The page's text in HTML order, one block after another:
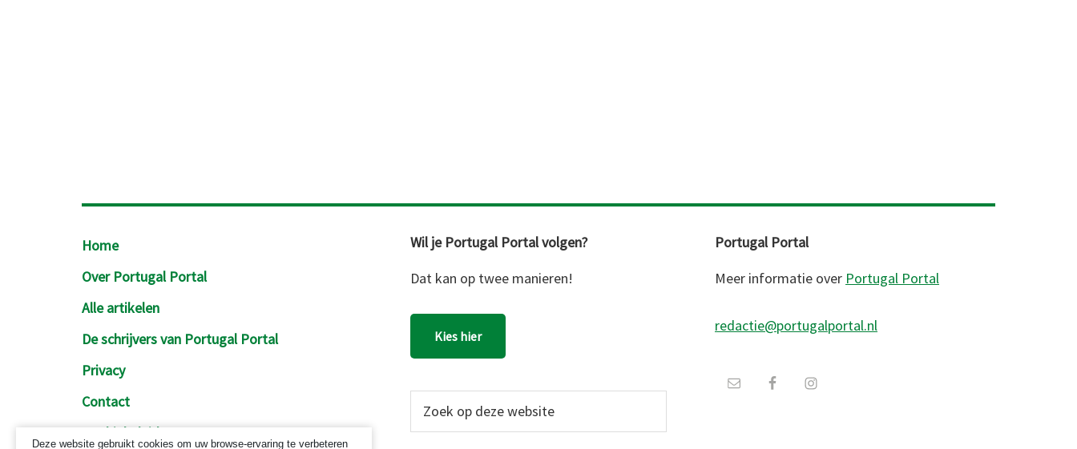
Footer
Home
Over Portugal Portal
Alle artikelen
De schrijvers van Portugal Portal
Privacy
Contact
Cookiebeleid
Wil je Portugal Portal volgen?
Dat kan op twee manieren!
Kies hier
Portugal Portal
Meer informatie over Portugal Portal
redactie@portugalportal.nl
Deze website gebruikt cookies om uw browse-ervaring te verbeteren